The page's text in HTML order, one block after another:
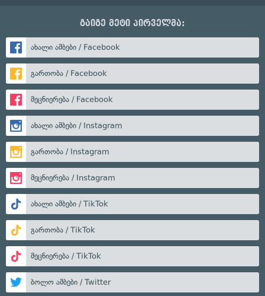
გაიგე მეტი პირველმა:
ახალი ამბები / Facebook
გართობა / Facebook
მეცნიერება / Facebook
ახალი ამბები / Instagram
გართობა / Instagram
მეცნიერება / Instagram
ახალი ამბები / TikTok
გართობა / TikTok
მეცნიერება / TikTok
ბოლო ამბები / Twitter